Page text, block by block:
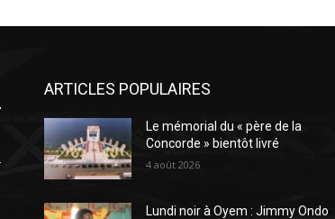
ARTICLES POPULAIRES
Le mémorial du « père de la
Concorde » bientôt livré
4 août 2026
Lundi noir à Oyem : Jimmy Ondo